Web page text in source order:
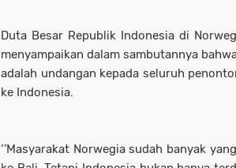
Duta Besar Republik Indonesia di
menyampaikan dalam sambutannya
adalah undangan kepada seluruh
ke Indonesia.
‘’Masyarakat Norwegia sudah banyak